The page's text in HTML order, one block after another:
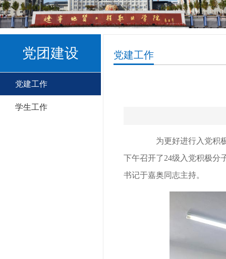
党团建设
党建工作
学生工作
党建工作
为更好进行入党积极
下午召开了24级入党积极分
书记于嘉奥同志主持。